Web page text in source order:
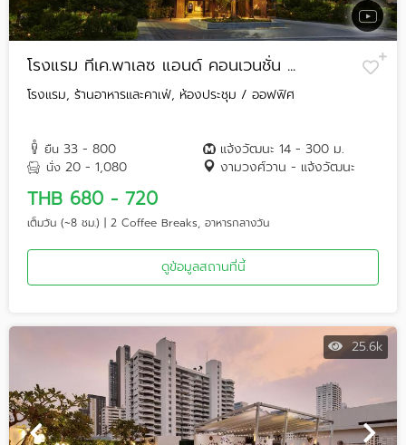
โรงแรม ทีเค.พาเลซ แอนด์ คอนเวนชั่น ...
โรงแรม, ร้านอาหารและคาเฟ่, ห้องประชุม / ออฟฟิศ
ยืน 33 - 800
นั่ง 20 - 1,080
แจ้งวัฒนะ 14 - 300 ม.
งามวงศ์วาน - แจ้งวัฒนะ
THB 680 - 720
เต็มวัน (~8 ชม.) | 2 Coffee Breaks, อาหารกลางวัน
ดูข้อมูลสถานที่นี้
25.6k